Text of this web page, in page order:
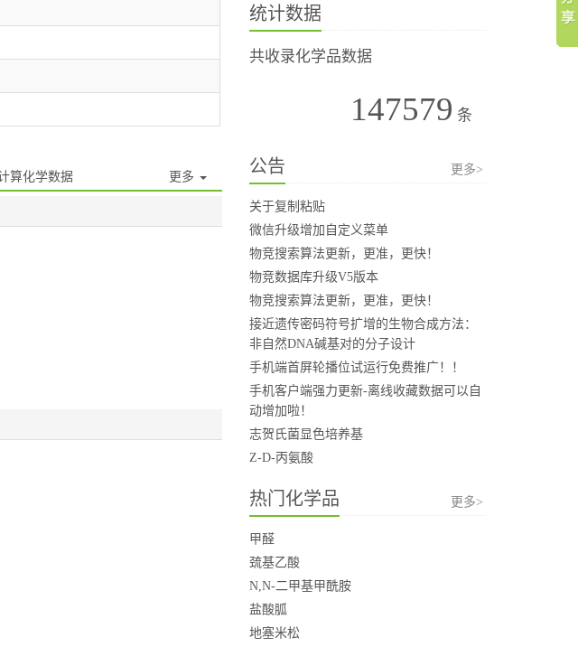
算化学数据 更多
统计数据
共收录化学品数据
147579 条
公告 更多>
关于复制粘贴
微信升级增加自定义菜单
物竞搜索算法更新，更准，更快！
物竞数据库升级V5版本
物竞搜索算法更新，更准，更快！
接近遗传密码符号扩增的生物合成方法：
非自然DNA碱基对的分子设计
手机端首屏轮播位试运行免费推广！！
手机客户端强力更新-离线收藏数据可以自
动增加啦！
志贺氏菌显色培养基
Z-D-丙氨酸
热门化学品 更多>
甲醛
巯基乙酸
N,N-二甲基甲酰胺
盐酸胍
地塞米松